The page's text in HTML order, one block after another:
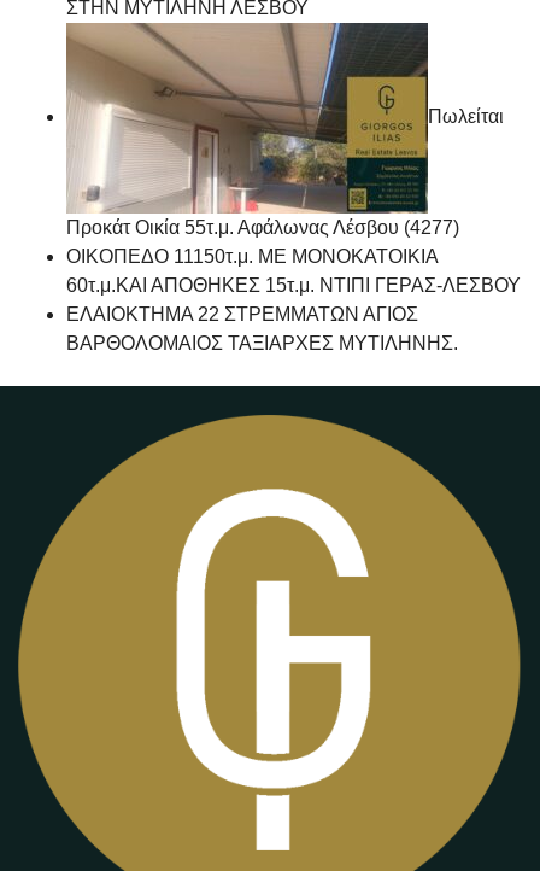
ΣΤΗΝ ΜΥΤΙΛΗΝΗ ΛΕΣΒΟΥ
Πωλείται
Προκάτ Οικία 55τ.μ. Αφάλωνας Λέσβου (4277)
ΟΙΚΟΠΕΔΟ 11150τ.μ. ΜΕ ΜΟΝΟΚΑΤΟΙΚΙΑ
60τ.μ.ΚΑΙ ΑΠΟΘΗΚΕΣ 15τ.μ. ΝΤΙΠΙ ΓΕΡΑΣ-ΛΕΣΒΟΥ
ΕΛΑΙΟΚΤΗΜΑ 22 ΣΤΡΕΜΜΑΤΩΝ ΑΓΙΟΣ
ΒΑΡΘΟΛΟΜΑΙΟΣ ΤΑΞΙΑΡΧΕΣ ΜΥΤΙΛΗΝΗΣ.